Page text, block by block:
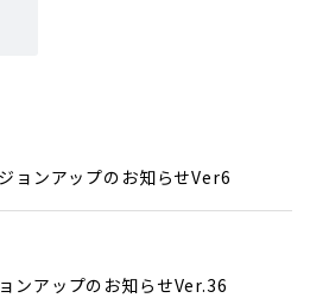
ョンアップのお知らせVer6
ンアップのお知らせVer.36